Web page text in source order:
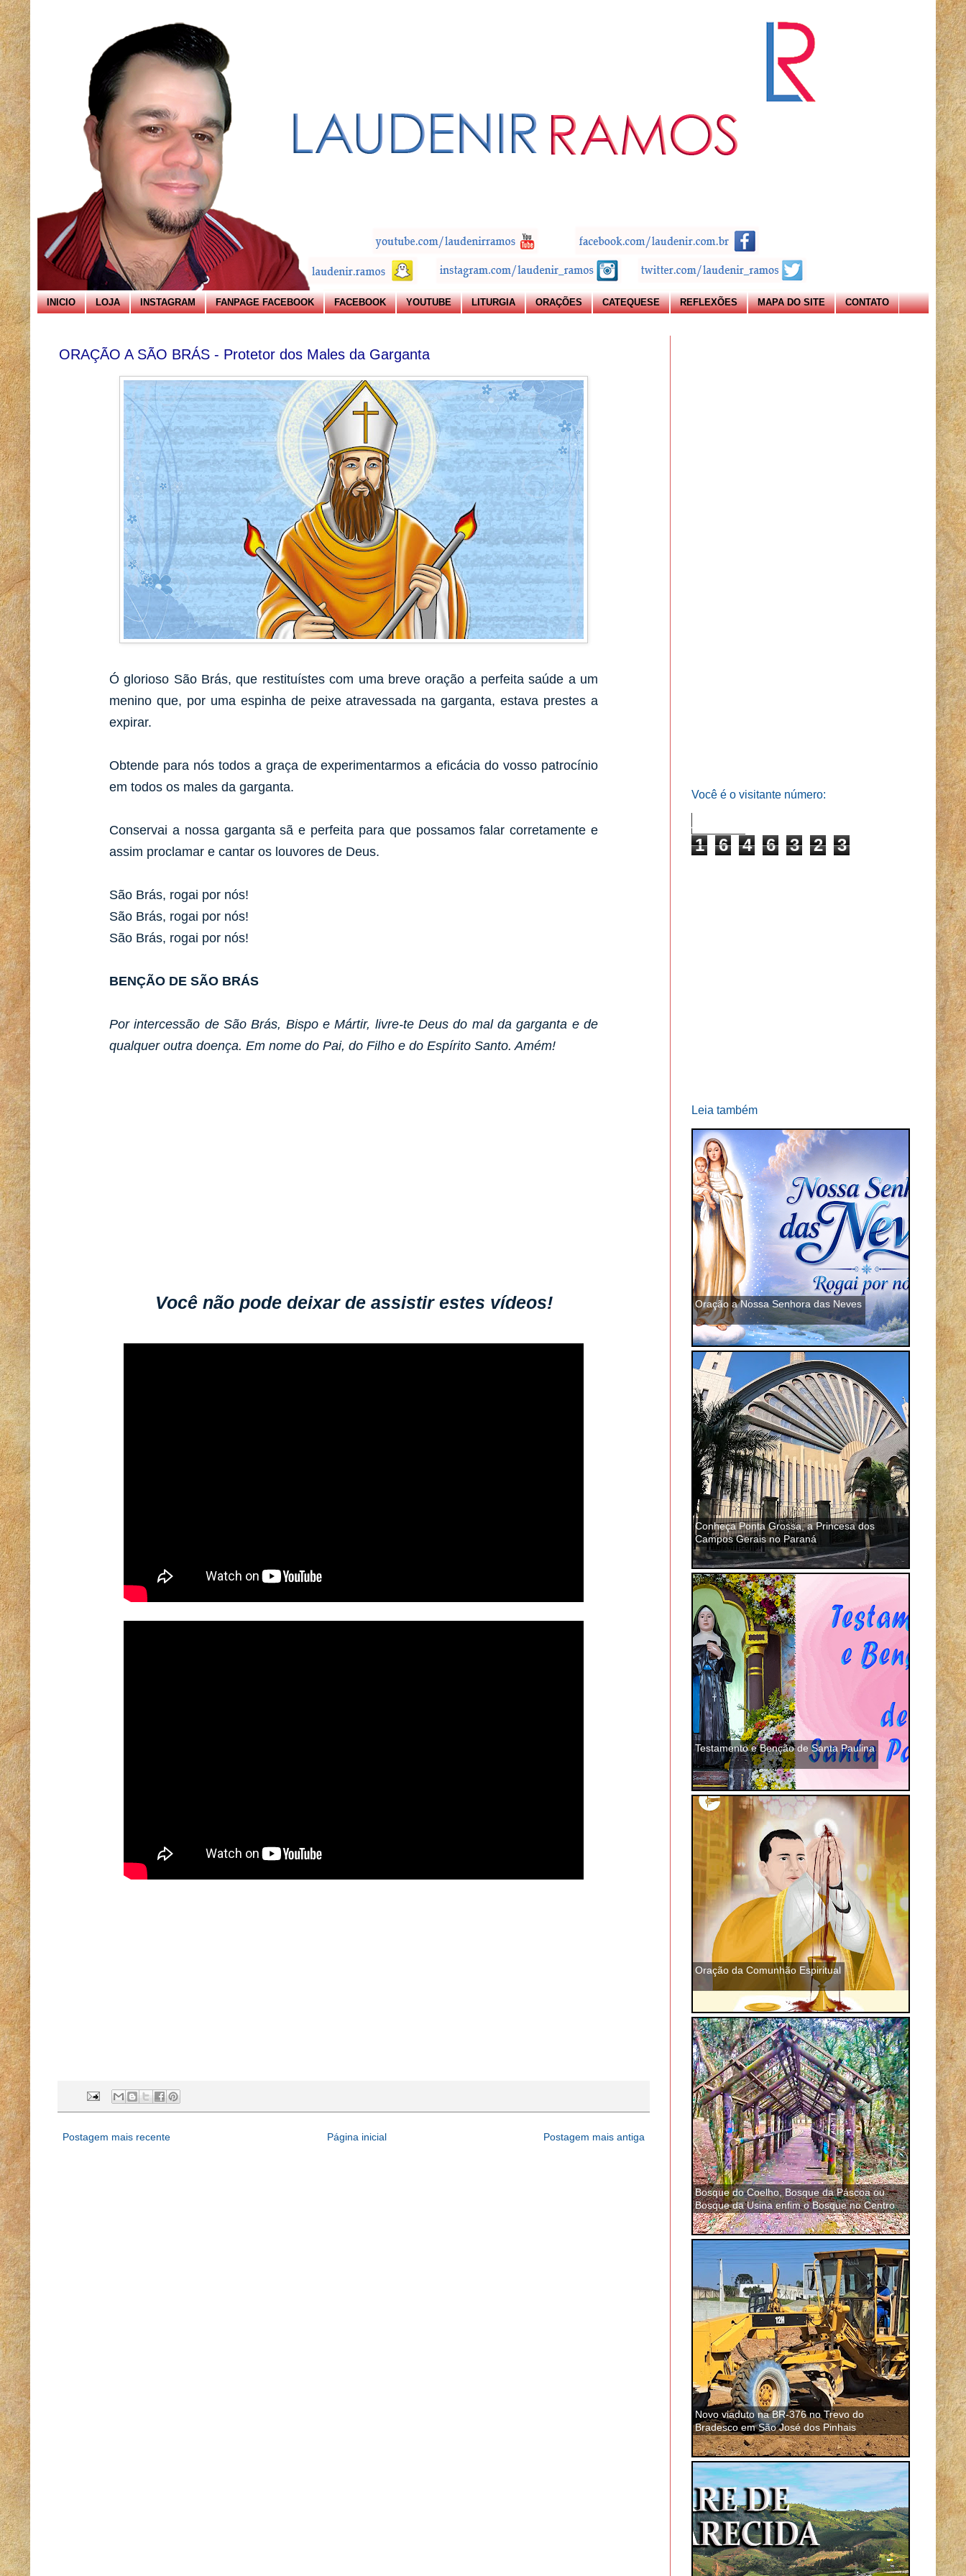
INICIO LOJA INSTAGRAM FANPAGE FACEBOOK FACEBOOK YOUTUBE LITURGIA ORAÇÕES CATEQUESE REFLEXÕES MAPA DO SITE CONTATO
ORAÇÃO A SÃO BRÁS - Protetor dos Males da Garganta
Ó glorioso São Brás, que restituístes com uma breve oração a perfeita saúde a um
menino que, por uma espinha de peixe atravessada na garganta, estava prestes a
expirar.
Obtende para nós todos a graça de experimentarmos a eficácia do vosso patrocínio
em todos os males da garganta.
Conservai a nossa garganta sã e perfeita para que possamos falar corretamente e
assim proclamar e cantar os louvores de Deus.
São Brás, rogai por nós!
São Brás, rogai por nós!
São Brás, rogai por nós!
BENÇÃO DE SÃO BRÁS
Por intercessão de São Brás, Bispo e Mártir, livre-te Deus do mal da garganta e de
qualquer outra doença. Em nome do Pai, do Filho e do Espírito Santo. Amém!
Você não pode deixar de assistir estes vídeos!
Postagem mais recente Postagem mais antiga
Página inicial
Você é o visitante número:
1 6 4 6 3 2 3
Leia também
Oração a Nossa Senhora das Neves
Conheça Ponta Grossa, a Princesa dos
Campos Gerais no Paraná
Testamento e Benção de Santa Paulina
Oração da Comunhão Espiritual
Bosque do Coelho, Bosque da Páscoa ou
Bosque da Usina enfim o Bosque no Centro
de São José dos Pinhais
Novo viaduto na BR-376 no Trevo do
Bradesco em São José dos Pinhais